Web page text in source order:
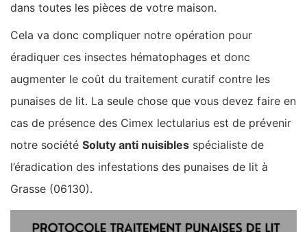
dans toutes les pièces de votre maison.
Cela va donc compliquer notre opération pour
éradiquer ces insectes hématophages et donc
augmenter le coût du traitement curatif contre les
punaises de lit. La seule chose que vous devez faire en
cas de présence des Cimex lectularius est de prévenir
notre société Soluty anti nuisibles spécialiste de
l’éradication des infestations des punaises de lit à
Grasse (06130).